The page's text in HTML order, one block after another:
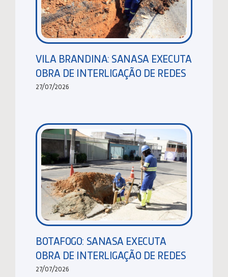
VILA BRANDINA: SANASA EXECUTA
OBRA DE INTERLIGAÇÃO DE REDES
27/07/2026
BOTAFOGO: SANASA EXECUTA
OBRA DE INTERLIGAÇÃO DE REDES
27/07/2026